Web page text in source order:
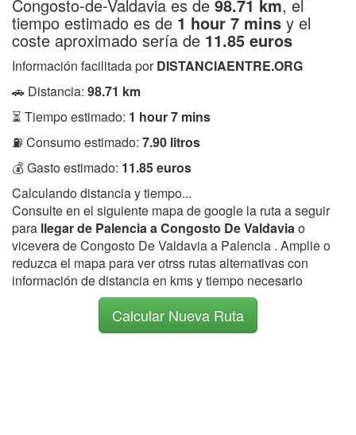
Congosto-de-Valdavia es de 98.71 km, el
tiempo estimado es de 1 hour 7 mins y el
coste aproximado sería de 11.85 euros
Información facilitada porDISTANCIAENTRE.ORG
🚗 Distancia: 98.71 km
⏳ Tiempo estimado: 1 hour 7 mins
⛽ Consumo estimado: 7.90 litros
💰 Gasto estimado: 11.85 euros
Calculando distancia y tiempo...
Consulte en el siguiente mapa de google la ruta a seguir
para llegar de Palencia a Congosto De Valdaviao
vicevera de Congosto De Valdavia a Palencia . Amplie o
reduzca el mapa para ver otrss rutas alternativas con
información de distancia en kms y tiempo necesario
Calcular Nueva Ruta